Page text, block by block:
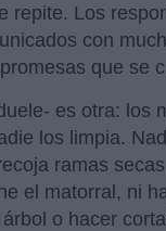
repite. Los
con
que se
es otra: los
los limpia.
ramas
el matorral, ni
o hacer